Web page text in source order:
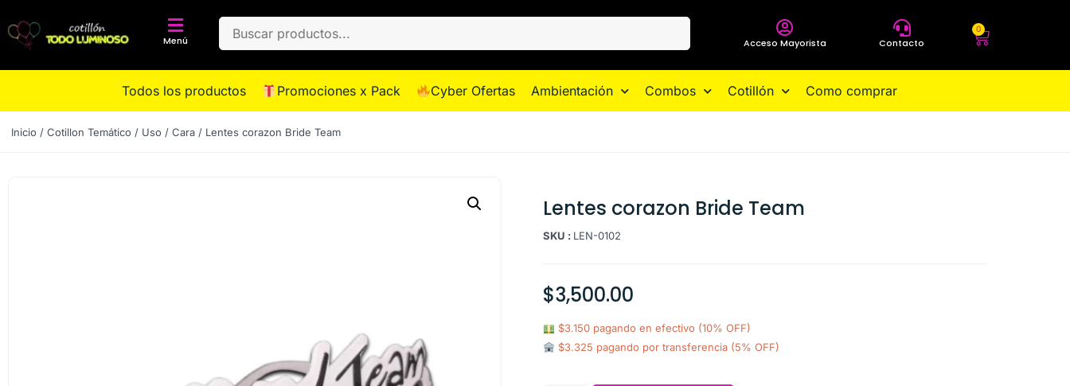
Menú Acceso Mayorista Contacto
0
Todos los productos Promociones x Pack Cyber Ofertas Ambientación Combos Cotillón Como comprar
Inicio / Cotillon Temático / Uso / Cara / Lentes corazon Bride Team
Lentes corazon Bride Team
SKU : LEN-0102
$3,500.00
$3.150 pagando en efectivo (10% OFF)
$3.325 pagando por transferencia (5% OFF)